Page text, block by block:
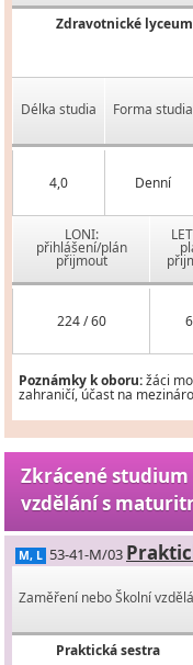
Zdravotnické lyceum
Délka studia Forma studia
4,0 Denní
LONI:
přihlášení/plán
přijmout
224 / 60
Poznámky k oboru:žáci
zahraničí, účast na
Zkrácené
vzdělání s
M, L 53-41-M/03
Zaměření nebo Školní
Praktická sestra